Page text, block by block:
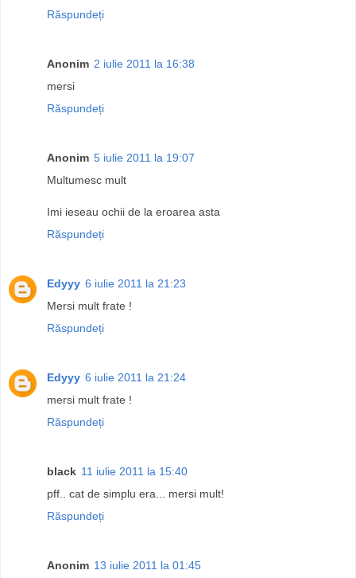
Răspundeți
Anonim 2 iulie 2011 la 16:38
mersi
Răspundeți
Anonim 5 iulie 2011 la 19:07
Multumesc mult
Imi ieseau ochii de la eroarea asta
Răspundeți
Edyyy 6 iulie 2011 la 21:23
Mersi mult frate !
Răspundeți
Edyyy 6 iulie 2011 la 21:24
mersi mult frate !
Răspundeți
black 11 iulie 2011 la 15:40
pff.. cat de simplu era... mersi mult!
Răspundeți
Anonim 13 iulie 2011 la 01:45